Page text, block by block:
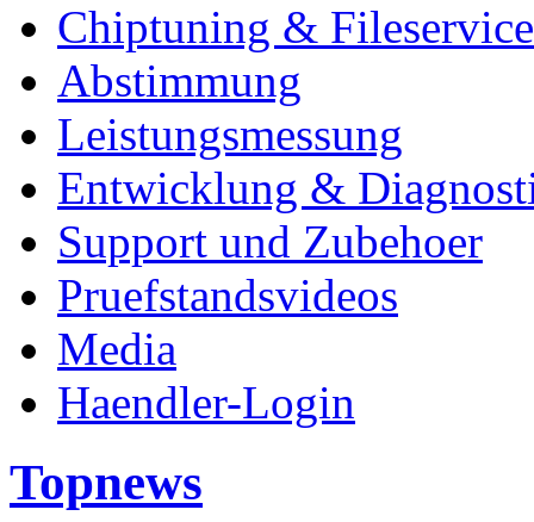
Chiptuning & Fileservice
Abstimmung
Leistungsmessung
Entwicklung &
Support und Zubehoer
Pruefstandsvideos
Media
Haendler-Login
Topnews